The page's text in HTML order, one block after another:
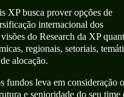
XP busca prover opções de
internacional dos
do Research da XP
regionais, setoriais,
alocação.
fundos leva em consideração o
e senioridade do seu time